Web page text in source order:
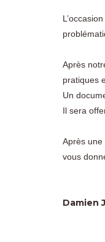
Après
pratiques
Un
Il sera
Après une
vous
Damien